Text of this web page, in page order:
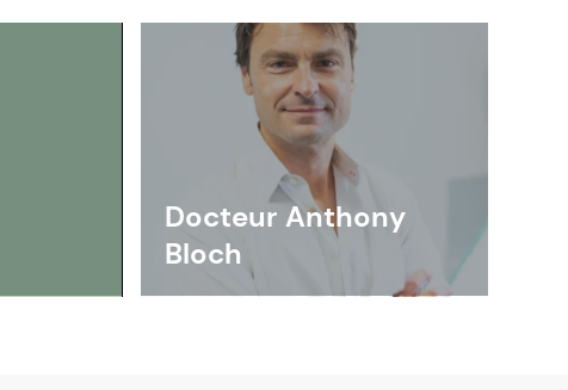
Docteur Anthony
Bloch